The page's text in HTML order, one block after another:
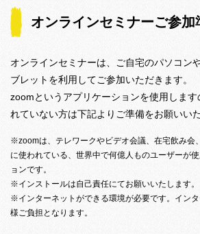
オンラインセミナーご参加
オンラインセミナーは、ご自宅のパソコン
ブレットを利用してご参加いただきます。
zoomというアプリケーションを使用します
れていない方は下記よりご準備をお願いいた
※zoomは、テレワークやビデオ会議、在宅飲み会
に使われている、世界中で何億人ものユーザーが
ョンです。
※インストールは自己責任にてお願いいたします。
※インターネットができる環境が必要です。イン
様ご負担となります。